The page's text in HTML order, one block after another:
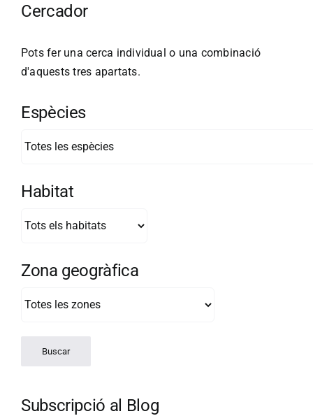
Cercador
Pots fer una cerca individual o una combinació
d'aquests tres apartats.
Espècies
Habitat
Zona geogràfica
Subscripció al Blog